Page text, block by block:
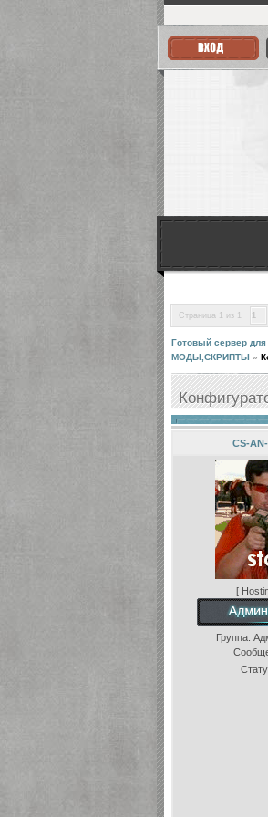
Страница 1 из 1 1
Готовый сервер
МОДЫ,СКРИПТЫ »
CS-
[
Группа: